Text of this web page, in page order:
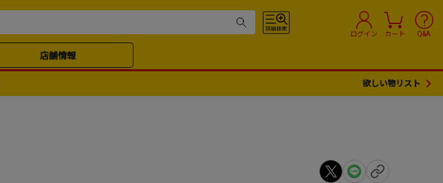
ログイン カート Q&A
店舗情報
欲しい物リスト